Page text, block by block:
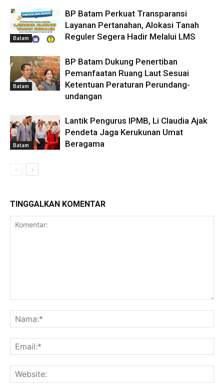
Batam
BP Batam Perkuat Transparansi
Layanan Pertanahan, Alokasi Tanah
Reguler Segera Hadir Melalui LMS
Batam
BP Batam Dukung Penertiban
Pemanfaatan Ruang Laut Sesuai
Ketentuan Peraturan Perundang-
undangan
Batam
Lantik Pengurus IPMB, Li Claudia Ajak
Pendeta Jaga Kerukunan Umat
Beragama
TINGGALKAN KOMENTAR